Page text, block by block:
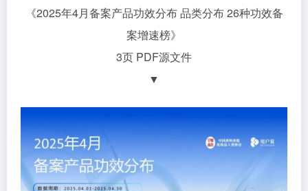
《2025年4月备案产品功效分布 品类分布 26种功效备
案增速榜》
3页 PDF源文件
▼